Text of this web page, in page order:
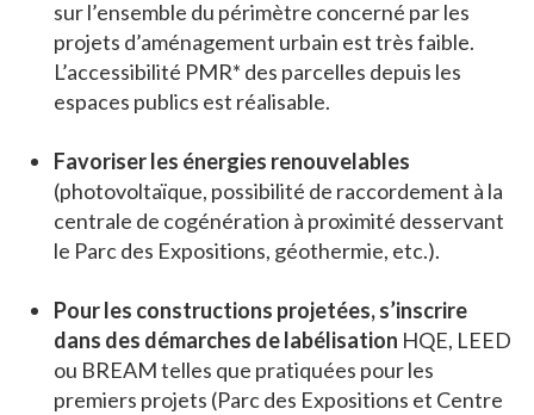
sur l’ensemble du périmètre concerné par les
projets d’aménagement urbain est très faible.
L’accessibilité PMR* des parcelles depuis les
espaces publics est réalisable.
Favoriser les énergies renouvelables
(photovoltaïque, possibilité de raccordement à la
centrale de cogénération à proximité desservant
le Parc des Expositions, géothermie, etc.).
Pour les constructions projetées, s’inscrire
dans des démarches de labélisation HQE, LEED
ou BREAM telles que pratiquées pour les
premiers projets (Parc des Expositions et Centre